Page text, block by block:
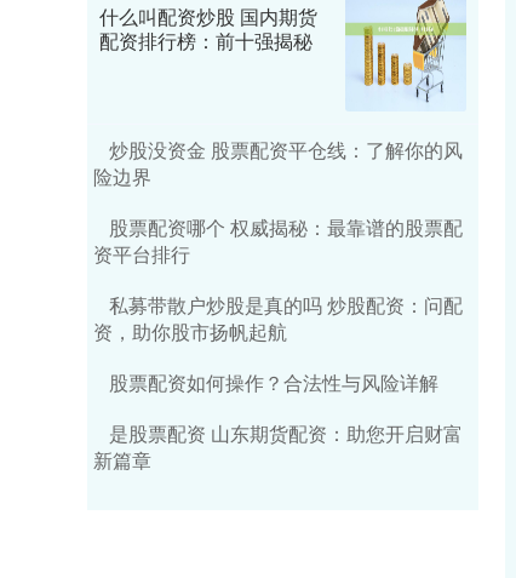
什么叫配资炒股 国内期货
配资排行榜：前十强揭秘
炒股没资金 股票配资平仓线：了解你的风
险边界
股票配资哪个 权威揭秘：最靠谱的股票配
资平台排行
私募带散户炒股是真的吗 炒股配资：问配
资，助你股市扬帆起航
股票配资如何操作？合法性与风险详解
是股票配资 山东期货配资：助您开启财富
新篇章